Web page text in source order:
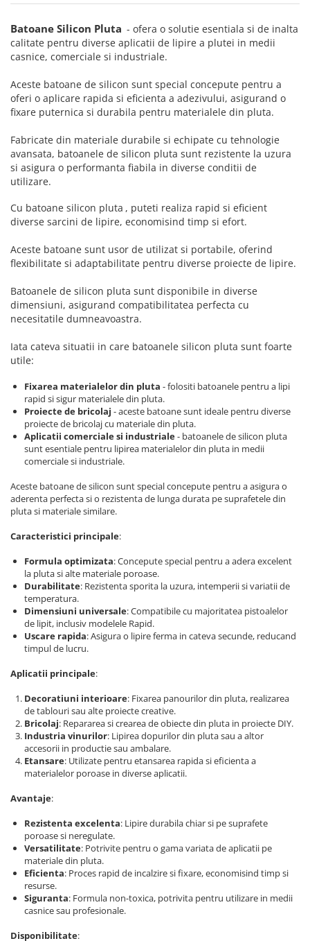
Etichete cabluri Aimo Phomemo
Etichete haine Aimo Phomemo
Etichete Aimo Phomemo M110 |
M200 | M220
Etichete Aimo rotunde
Etichete bijuterii Aimo Phomemo
Batoane silicon pentru decoratiuni
Batoane silicon cu sclipici
Batoane silicon Rapid Fun to Fix
Batoane silicon PVC/ Cabluri
Batoane silicon pluta
Batoane silicon piele intoarsa
Duze pentru pistoale de lipit
Clesti pentru nituri si popnituri
Nituri etansare Rapid
Nituri High performance Rapid
Piulite nit Rapid
Capsatoare pneumatice
Pistoale pneumatice batut cuie in
banda
Pistoale pneumatice duale batut
capse sau cuie in banda
Preducele si Clesti pentru ocheti
Preducele Rapid
Capse Rapid
Cuie Rapid
Ciocane de capsat pentru fixat
folie anticondens
Truse de chei WERA
Truse de scule combinate pentru
electrieni
Extractor conectori Engineer
Geanta | Rucsac pentru scule
Instrumente recuperatoare
magnetice
Pompe aspirator fludor si accesorii
Scule
Scule de mana electricieni
Scule multifunctionale si accesorii
Scule pentru aviatie
Scule pentru constructii navale si
intretinere nave
fotovoltaice
Scule pentru reparatii biciclete |
motociclete
Scule si unelte VDE
Scule unelte lucru la inaltime
Surubelnite
Surubelnite pentru Mecanici
Surubelnite testare tensiune
(Engineer)
Surubelnite VDE KNIPEX
Surubelnite Electricieni
Surubelnite VDE Wera
Extractoare suruburi uzate si
accesorii
Dalti electricieni si punctatoare
Reinnsteig
Batoane Silicon Pluta - ofera o solutie esentiala si de inalta
calitate pentru diverse aplicatii de lipire a plutei in medii
casnice, comerciale si industriale.
Aceste batoane de silicon sunt special concepute pentru a
oferi o aplicare rapida si eficienta a adezivului, asigurand o
fixare puternica si durabila pentru materialele din pluta.
Fabricate din materiale durabile si echipate cu tehnologie
avansata, batoanele de silicon pluta sunt rezistente la uzura
si asigura o performanta fiabila in diverse conditii de
utilizare.
Cu batoane silicon pluta , puteti realiza rapid si eficient
diverse sarcini de lipire, economisind timp si efort.
Aceste batoane sunt usor de utilizat si portabile, oferind
flexibilitate si adaptabilitate pentru diverse proiecte de lipire.
Batoanele de silicon pluta sunt disponibile in diverse
dimensiuni, asigurand compatibilitatea perfecta cu
necesitatile dumneavoastra.
Iata cateva situatii in care batoanele silicon pluta sunt foarte
utile:
Fixarea materialelor din pluta - folositi batoanele pentru a lipi
rapid si sigur materialele din pluta.
Proiecte de bricolaj - aceste batoane sunt ideale pentru diverse
proiecte de bricolaj cu materiale din pluta.
Aplicatii comerciale si industriale- batoanele de silicon pluta
sunt esentiale pentru lipirea materialelor din pluta in medii
comerciale si industriale.
Aceste batoane de silicon sunt special concepute pentru a asigura o
aderenta perfecta si o rezistenta de lunga durata pe suprafetele din
pluta si materiale similare.
Caracteristici principale:
Formula optimizata: Concepute special pentru a adera excelent
la pluta si alte materiale poroase.
Durabilitate: Rezistenta sporita la uzura, intemperii si variatii de
temperatura.
Dimensiuni universale: Compatibile cu majoritatea pistoalelor
de lipit, inclusiv modelele Rapid.
Uscare rapida: Asigura o lipire ferma in cateva secunde, reducand
timpul de lucru.
Aplicatii principale:
Decoratiuni interioare: Fixarea panourilor din pluta, realizarea
de tablouri sau alte proiecte creative.
Bricolaj: Repararea si crearea de obiecte din pluta in proiecte DIY.
Industria vinurilor: Lipirea dopurilor din pluta sau a altor
accesorii in productie sau ambalare.
Etansare: Utilizate pentru etansarea rapida si eficienta a
materialelor poroase in diverse aplicatii.
Avantaje:
Rezistenta excelenta: Lipire durabila chiar si pe suprafete
poroase si neregulate.
Versatilitate: Potrivite pentru o gama variata de aplicatii pe
materiale din pluta.
Eficienta: Proces rapid de incalzire si fixare, economisind timp si
resurse.
Siguranta: Formula non-toxica, potrivita pentru utilizare in medii
casnice sau profesionale.
Disponibilitate: